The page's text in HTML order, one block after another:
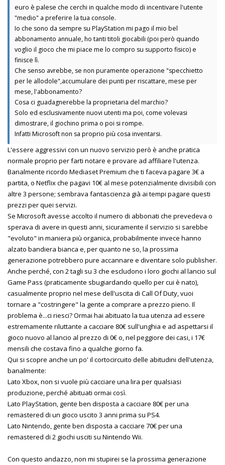
euro è palese che cerchi in qualche modo di incentivare l'utente
"medio" a preferire la tua console.
Io che sono da sempre su PlayStation mi pago il mio bel
abbonamento annuale, ho tanti titoli giocabili (poi però quando
voglio il gioco che mi piace me lo compro su supporto fisico) e
finisce lì.
Che senso avrebbe, se non puramente operazione "specchietto
per le allodole",accumulare dei punti per riscattare, mese per
mese, l'abbonamento?
Cosa ci guadagnerebbe la proprietaria del marchio?
Solo ed esclusivamente nuovi utenti ma poi, come volevasi
dimostrare, il giochino prima o poi si rompe.
Infatti Microsoft non sa proprio più cosa inventarsi.
L'essere aggressivi con un nuovo servizio però è anche pratica
normale proprio per farti notare e provare ad affiliare l'utenza.
Banalmente ricordo Mediaset Premium che ti faceva pagare 3€ a
partita, o Netflix che pagavi 10€ al mese potenzialmente divisibili con
altre 3 persone; sembrava fantascienza già ai tempi pagare questi
prezzi per quei servizi.
Se Microsoft avesse accolto il numero di abbonati che prevedeva o
sperava di avere in questi anni, sicuramente il servizio si sarebbe
"evoluto" in maniera più organica, probabilmente invece hanno
alzato bandiera bianca e, per quanto ne so, la prossima
generazione potrebbero pure accannare e diventare solo publisher.
Anche perché, con 2 tagli su 3 che escludono i loro giochi al lancio sul
Game Pass (praticamente sbugiardando quello per cui è nato),
casualmente proprio nel mese dell'uscita di Call Of Duty, vuoi
tornare a "costringere" la gente a comprare a prezzo pieno. Il
problema è...ci riesci? Ormai hai abituato la tua utenza ad essere
estremamente riluttante a cacciare 80€ sull'unghia e ad aspettarsi il
gioco nuovo al lancio al prezzo di 0€ o, nel peggiore dei casi, i 17€
mensili che costava fino a qualche giorno fa.
Qui si scopre anche un po' il cortocircuito delle abitudini dell'utenza,
banalmente:
Lato Xbox, non si vuole più cacciare una lira per qualsiasi
produzione, perché abituati ormai così.
Lato PlayStation, gente ben disposta a cacciare 80€ per una
remastered di un gioco uscito 3 anni prima su PS4.
Lato Nintendo, gente ben disposta a cacciare 70€ per una
remastered di 2 giochi usciti su Nintendo Wii.
Con questo andazzo, non mi stupirei se la prossima generazione